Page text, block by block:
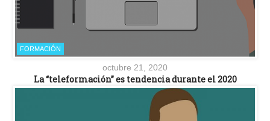
FORMACIÓN
octubre 21, 2020
La “teleformación” es tendencia durante el 2020